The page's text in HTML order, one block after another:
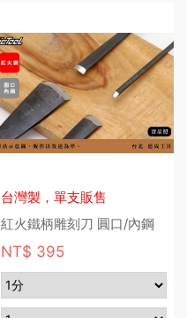
台灣製，單支販售
紅火鐵柄雕刻刀 圓口/內鋼
NT$ 395